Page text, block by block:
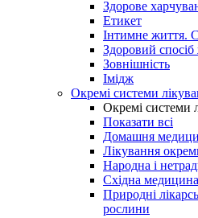
Здорове
Етикет
Інтимне життя.
Здоровий
Зовнішність
Імідж
Окремі системи
Окремі системи
Показати всі
Домашня
Лікування
Народна і
Східна медицина
Природні
рослини